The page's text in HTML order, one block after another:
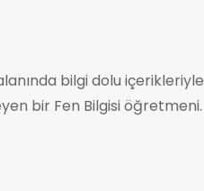
bilgi dolu içerikleriyle
bir Fen Bilgisi öğretmeni.